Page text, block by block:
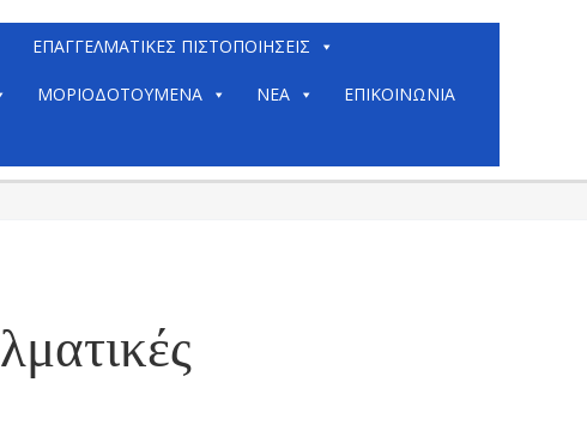
ΕΠΑΓΓΕΛΜΑΤΙΚΈΣ ΠΙΣΤΟΠΟΙΉΣΕΙΣ
ΜΟΡΙΟΔΟΤΟΎΜΕΝΑ ΝΈΑ ΕΠΙΚΟΙΝΩΝΊΑ